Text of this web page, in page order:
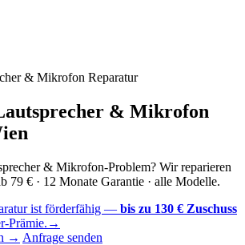
& Mikrofon Reparatur
& Mikrofon
& Mikrofon-Problem? Wir reparieren
79 € · 12 Monate Garantie · alle Modelle.
ist förderfähig — bis zu 130 € Zuschuss
Prämie. →
→ Anfrage senden